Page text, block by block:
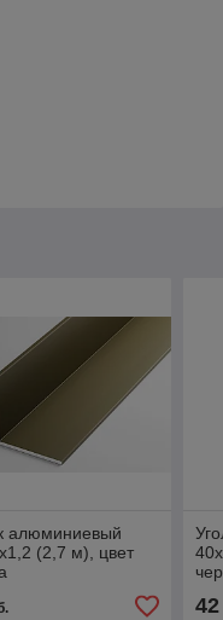
алюминиевый
(2,7 м), цвет
42